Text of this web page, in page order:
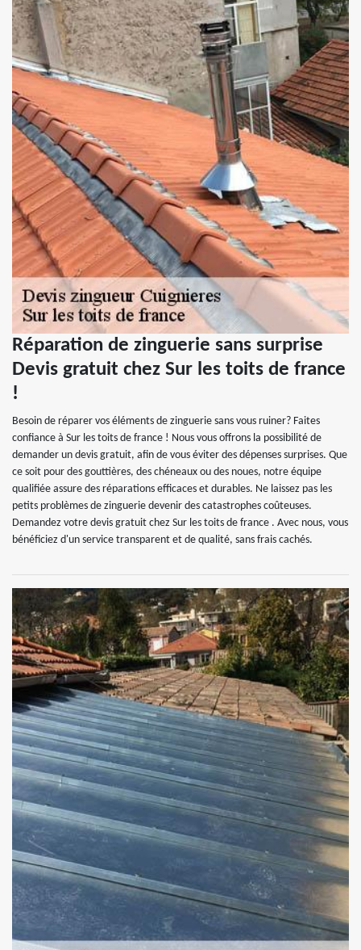
Réparation de zinguerie sans surprise
Devis gratuit chez Sur les toits de france
!
Besoin de réparer vos éléments de zinguerie sans vous ruiner? Faites
confiance à Sur les toits de france ! Nous vous offrons la possibilité de
demander un devis gratuit, afin de vous éviter des dépenses surprises. Que
ce soit pour des gouttières, des chéneaux ou des noues, notre équipe
qualifiée assure des réparations efficaces et durables. Ne laissez pas les
petits problèmes de zinguerie devenir des catastrophes coûteuses.
Demandez votre devis gratuit chez Sur les toits de france . Avec nous, vous
bénéficiez d'un service transparent et de qualité, sans frais cachés.